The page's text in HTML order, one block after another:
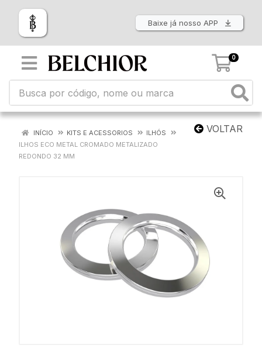
Baixe já nosso APP
0
VOLTAR
INÍCIO KITS E ACESSORIOS
ILHÓS
ILHOS ECO METAL CROMADO METALIZADO
REDONDO 32 MM